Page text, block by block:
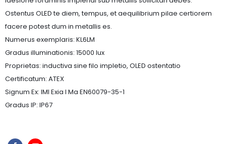
Ostentus OLED te diem, tempus, et aequilibrium pilae certiorem
facere potest dum in metallis es.
Numerus exemplaris: KL6LM
Gradus illuminationis: 15000 lux
Proprietas: inductiva sine filo impletio, OLED ostentatio
Certificatum: ATEX
Signum Ex: IMI Exia I Ma EN60079-35-1
Gradus IP: IP67